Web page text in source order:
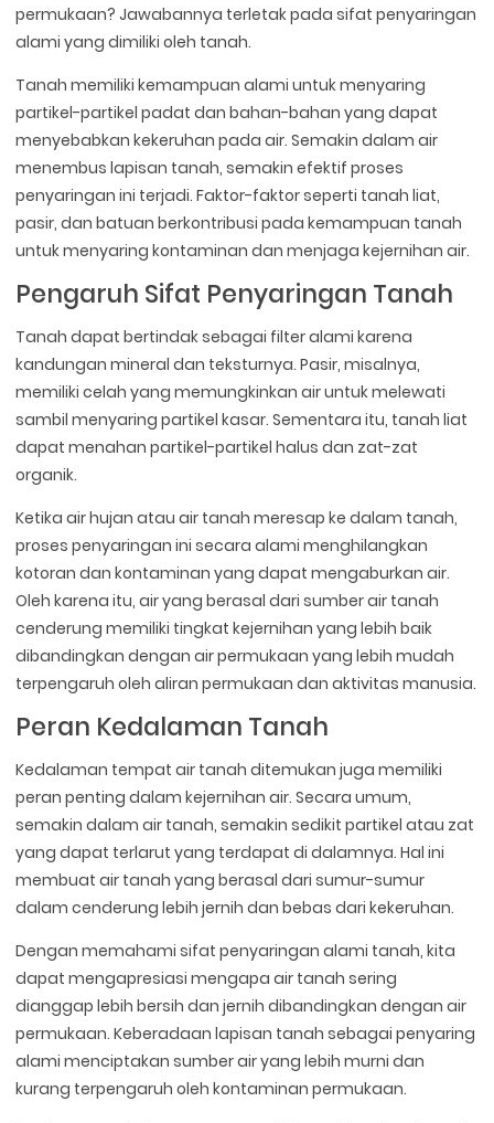
permukaan? Jawabannya terletak pada sifat penyaringan
alami yang dimiliki oleh tanah.
Tanah memiliki kemampuan alami untuk menyaring
partikel-partikel padat dan bahan-bahan yang dapat
menyebabkan kekeruhan pada air. Semakin dalam air
menembus lapisan tanah, semakin efektif proses
penyaringan ini terjadi. Faktor-faktor seperti tanah liat,
pasir, dan batuan berkontribusi pada kemampuan tanah
untuk menyaring kontaminan dan menjaga kejernihan air.
Pengaruh Sifat Penyaringan Tanah
Tanah dapat bertindak sebagai filter alami karena
kandungan mineral dan teksturnya. Pasir, misalnya,
memiliki celah yang memungkinkan air untuk melewati
sambil menyaring partikel kasar. Sementara itu, tanah liat
dapat menahan partikel-partikel halus dan zat-zat
organik.
Ketika air hujan atau air tanah meresap ke dalam tanah,
proses penyaringan ini secara alami menghilangkan
kotoran dan kontaminan yang dapat mengaburkan air.
Oleh karena itu, air yang berasal dari sumber air tanah
cenderung memiliki tingkat kejernihan yang lebih baik
dibandingkan dengan air permukaan yang lebih mudah
terpengaruh oleh aliran permukaan dan aktivitas manusia.
Peran Kedalaman Tanah
Kedalaman tempat air tanah ditemukan juga memiliki
peran penting dalam kejernihan air. Secara umum,
semakin dalam air tanah, semakin sedikit partikel atau zat
yang dapat terlarut yang terdapat di dalamnya. Hal ini
membuat air tanah yang berasal dari sumur-sumur
dalam cenderung lebih jernih dan bebas dari kekeruhan.
Dengan memahami sifat penyaringan alami tanah, kita
dapat mengapresiasi mengapa air tanah sering
dianggap lebih bersih dan jernih dibandingkan dengan air
permukaan. Keberadaan lapisan tanah sebagai penyaring
alami menciptakan sumber air yang lebih murni dan
kurang terpengaruh oleh kontaminan permukaan.